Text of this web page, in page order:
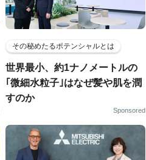
その秘めたるポテンシャルとは
世界最小、約1ナノメートルの
｢微細水粒子｣はなぜ髪や肌を潤
すのか
Sponsored